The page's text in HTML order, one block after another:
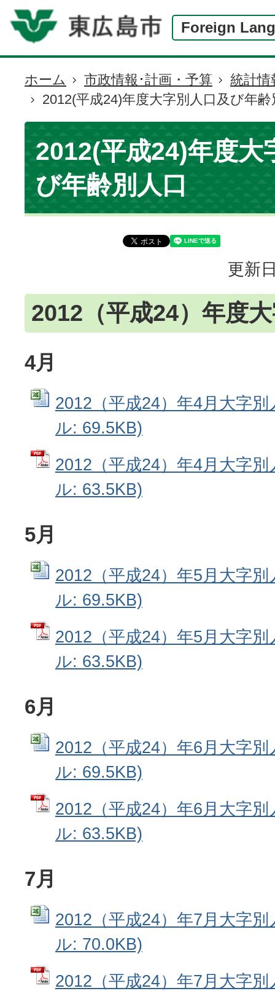
Foreign
現
在
の
位
置
ホーム 市政情報･計画・予算
統計情
2012(平成24)年度大字別人口及び年齢
2012(平成24)年度大
び年齢別人口
更新
2012（平成24）年度
4月
2012（平成24）年4月大字
ル: 69.5KB)
2012（平成24）年4月大字
ル: 63.5KB)
5月
2012（平成24）年5月大字
ル: 69.5KB)
2012（平成24）年5月大字
ル: 63.5KB)
6月
2012（平成24）年6月大字
ル: 69.5KB)
2012（平成24）年6月大字
ル: 63.5KB)
7月
2012（平成24）年7月大字
ル: 70.0KB)
2012（平成24）年7月大字